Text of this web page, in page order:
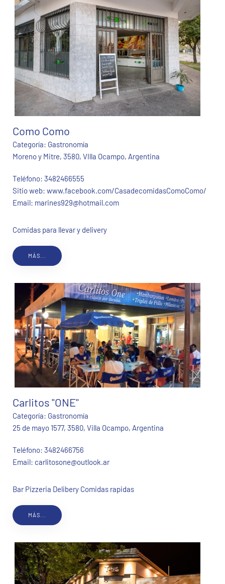
Como Como
Categoría: Gastronomía
Moreno y Mitre, 3580, VIlla Ocampo, Argentina
Teléfono: 3482466555
Sitio web: www.facebook.com/CasadecomidasComoComo/
Email: marines929@hotmail.com
Comidas para llevar y delivery
MÁS...
Carlitos "ONE"
Categoría: Gastronomía
25 de mayo 1577, 3580, Villa Ocampo, Argentina
Teléfono: 3482466756
Email: carlitosone@outlook.ar
Bar Pizzeria Delibery Comidas rapidas
MÁS...